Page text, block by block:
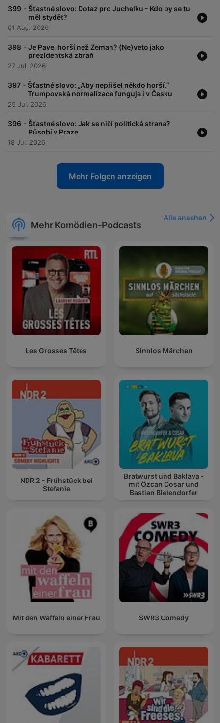
399 - Šťastné slovo: Dotaz pro Juchelku - Kdo by se tu
měl stydět?
01 Aug. 2026
398 - Je Pavel horší než Zeman? (Ne)veto jako
prezidentská zbraň
27 Jul. 2026
397 - Šťastné slovo: „Aby nepřišel někdo horší.“
Trumpovská normalizace funguje i v Česku
25 Jul. 2026
396 - Šťastné slovo: Jak se ničí politická strana?
Působí v Praze
18 Jul. 2026
Mehr Folgen anzeigen
Mehr Komödien-Podcasts
Alle ansehen
Les Grosses Têtes Sinnlos Märchen
NDR 2 - Frühstück bei
Stefanie
Bratwurst und Baklava -
mit Özcan Cosar und
Bastian Bielendorfer
Mit den Waffeln einer Frau SWR3 Comedy